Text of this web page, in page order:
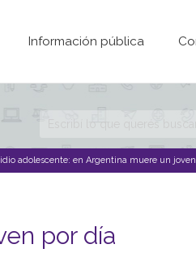
Información pública
Formulario de
búsqueda
adolescente: en Argentina muere un
por día